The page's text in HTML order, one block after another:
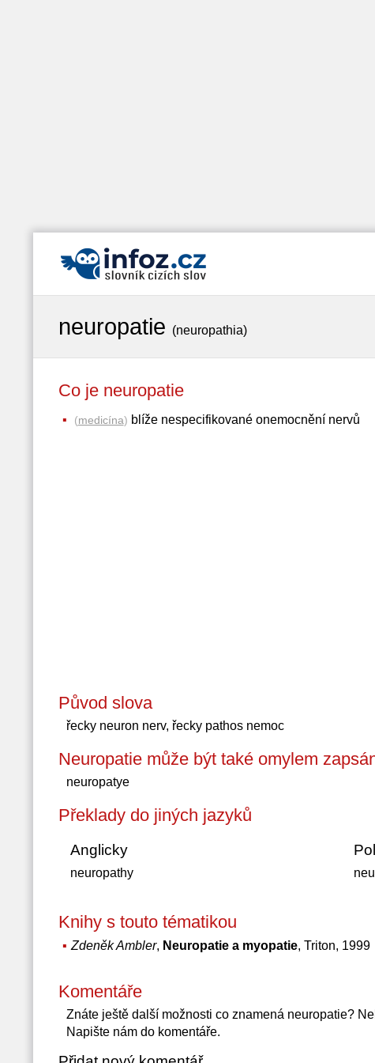
neuropatie (neuropathia)
Co je neuropatie
(medicína) blíže nespecifikované onemocnění nervů
Původ slova
řecky neuron nerv, řecky pathos nemoc
Neuropatie může být také omylem
neuropatye
Překlady do jiných jazyků
Anglicky
neuropathy
Knihy s touto tématikou
Zdeněk Ambler, Neuropatie a myopatie, Triton, 1999
Komentáře
Znáte ještě další možnosti co znamená neuropatie?
Napište nám do komentáře.